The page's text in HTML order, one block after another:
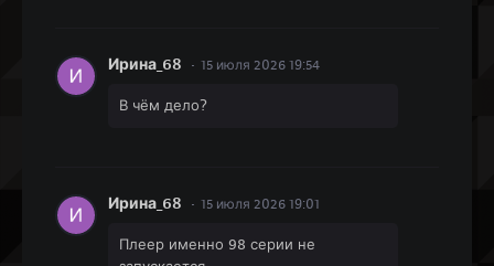
Ирина_68 15 июля 2026 19:54
В чём дело?
Ирина_68 15 июля 2026 19:01
Плеер именно 98 серии не